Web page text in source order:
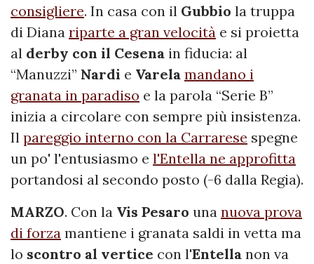
consigliere. In casa con il Gubbio la truppa
di Diana riparte a gran velocità e si proietta
al derby con il Cesena in fiducia: al
“Manuzzi” Nardi e Varela mandano i
granata in paradiso e la parola “Serie B”
inizia a circolare con sempre più insistenza.
Il pareggio interno con la Carrarese spegne
un po' l'entusiasmo e l'Entella ne approfitta
portandosi al secondo posto (-6 dalla Regia).
MARZO. Con la Vis Pesaro una nuova prova
di forza mantiene i granata saldi in vetta ma
lo scontro al vertice con l'Entella non va